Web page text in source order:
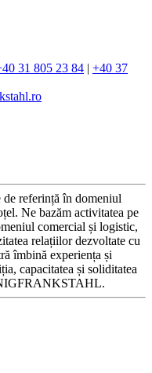
31 805 23 84 | +40 37
referință în domeniul
Ne bazăm activitatea pe
comercial și logistic,
relațiilor dezvoltate cu
îmbină experiența și
capacitatea și soliditatea